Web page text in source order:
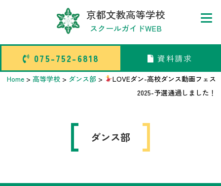
075-752-6818 資料請求
中学校部活TOP
京都文教高等学校
スクールガイドWEB
075-752-6818 資料請求
Home >高等学校 > ダンス部 >
LOVEダン-高校ダンス動画フェス
2025-予選通過しました！
ダンス部